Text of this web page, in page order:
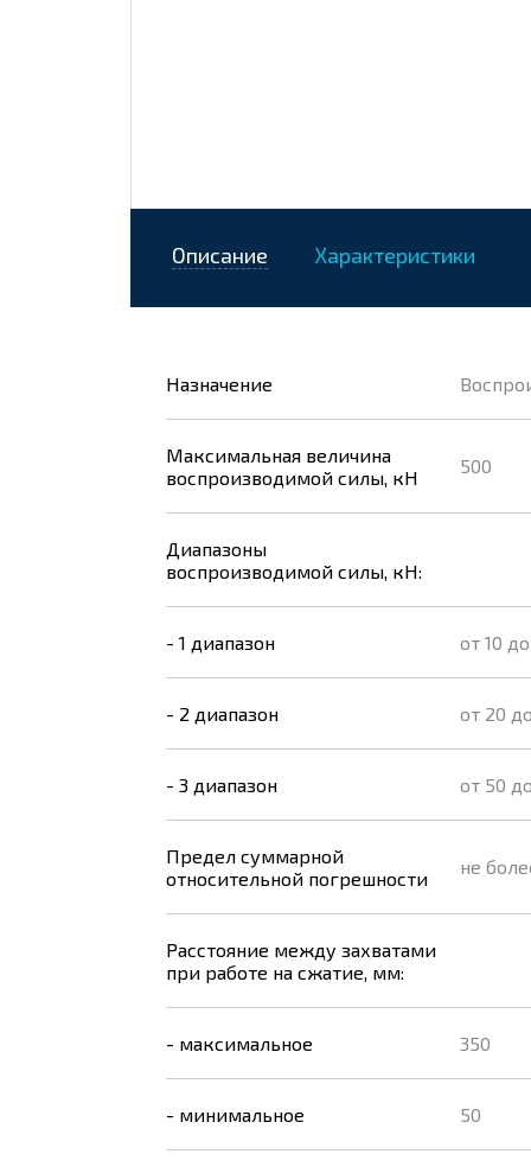
Описание Характеристики
Назначение
Максимальная величина
воспроизводимой силы, кН
500
Диапазоны
воспроизводимой силы, кН:
- 1 диапазон от 10
- 2 диапазон от 20
- 3 диапазон от 50
Предел суммарной
относительной погрешности
не
Расстояние между захватами
при работе на сжатие, мм:
- максимальное 350
- минимальное 50